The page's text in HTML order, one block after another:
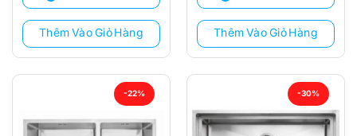
4.360.000 ₫.
Thêm Vào Giỏ Hàng
4.379.000 ₫.
Thêm Vào Giỏ Hàng
-22% -30%